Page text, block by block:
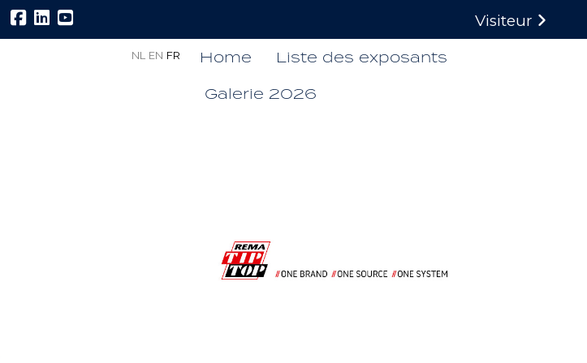
Visiteur
NL EN FR Home
Liste des exposants
Galerie 2026